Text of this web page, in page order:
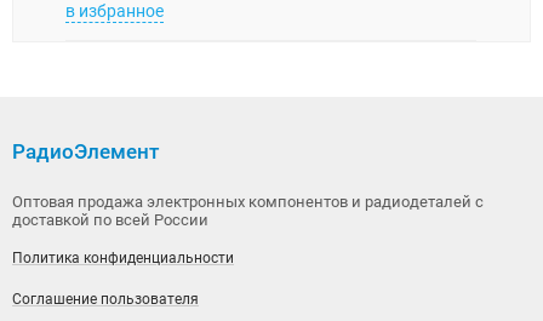
в избранное
РадиоЭлемент
Оптовая продажа электронных компонентов и радиодеталей с
доставкой по всей России
Политика конфиденциальности
Соглашение пользователя